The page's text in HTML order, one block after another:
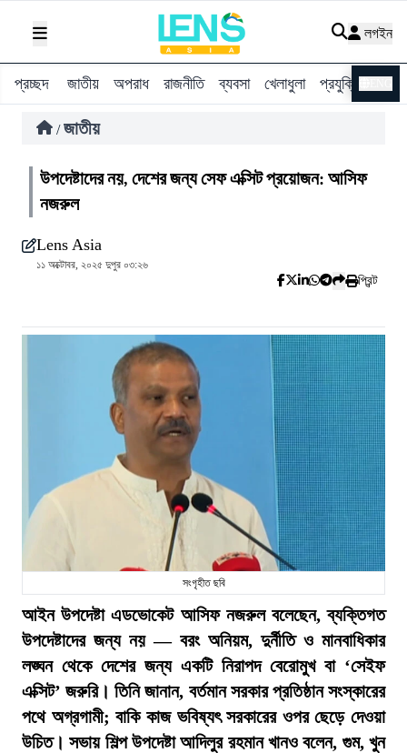
লগইন
প্রচ্ছদ জাতীয় অপরাধ রাজনীতি ব্যবসা খেলাধুলা প্রযুক্তি
/ জাতীয়
উপদেষ্টাদের নয়, দেশের জন্য সেফ এক্সিট প্রয়োজন: আসিফ
নজরুল
Lens Asia
১১ অক্টোবর, ২০২৫ দুপুর ০৩:২৬
প্রিন্ট
সংগৃহীত ছবি
আইন উপদেষ্টা এডভোকেট আসিফ নজরুল বলেছেন, ব্যক্তিগত
উপদেষ্টাদের জন্য নয় — বরং অনিয়ম, দুর্নীতি ও মানবাধিকার
লঙ্ঘন থেকে দেশের জন্য একটি নিরাপদ বেরোমুখ বা ‘সেইফ
এক্সিট’ জরুরি। তিনি জানান, বর্তমান সরকার প্রতিষ্ঠান সংস্কারের
পথে অগ্রগামী; বাকি কাজ ভবিষ্যৎ সরকারের ওপর ছেড়ে দেওয়া
উচিত। সভায় শিল্প উপদেষ্টা আদিলুর রহমান খানও বলেন, গুম, খুন